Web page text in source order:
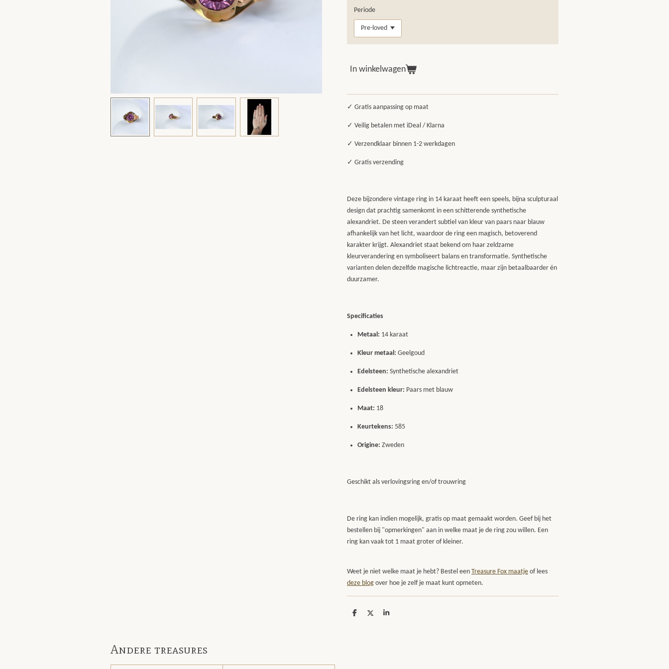
Periode
In winkelwagen
✓ Gratis aanpassing op maat
✓ Veilig betalen met iDeal / Klarna
✓ Verzendklaar binnen 1-2 werkdagen
✓ Gratis verzending
Deze bijzondere vintage ring in 14 karaat heeft een speels, bijna sculpturaal
design dat prachtig samenkomt in een schitterende synthetische
alexandriet. De steen verandert subtiel van kleur van paars naar blauw
afhankelijk van het licht, waardoor de ring een magisch, betoverend
karakter krijgt. Alexandriet staat bekend om haar zeldzame
kleurverandering en symboliseert balans en transformatie. Synthetische
varianten delen dezelfde magische lichtreactie, maar zijn betaalbaarder én
duurzamer.
Specificaties
Metaal: 14 karaat
Kleur metaal: Geelgoud
Edelsteen: Synthetische alexandriet
Edelsteen kleur: Paars met blauw
Maat: 18
Keurtekens: 585
Origine: Zweden
Geschikt als verlovingsring en/of trouwring
De ring kan indien mogelijk, gratis op maat gemaakt worden. Geef bij het
bestellen bij "opmerkingen" aan in welke maat je de ring zou willen. Een
ring kan vaak tot 1 maat groter of kleiner.
Weet je niet welke maat je hebt? Bestel een Treasure Fox maatje of lees
deze blog over hoe je zelf je maat kunt opmeten.
D
D
S
Andere treasures